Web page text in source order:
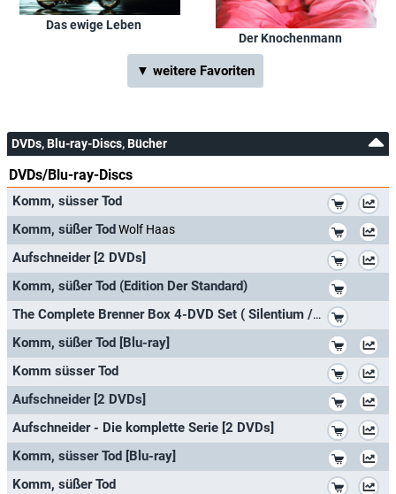
Das ewige Leben
Der Knochenmann
▼ weitere Favoriten
DVDs, Blu-ray-Discs, Bücher
DVDs/Blu-ray-Discs
Komm, süsser Tod
Komm, süßer TodWolf Haas
Aufschneider [2 DVDs]
Komm, süßer Tod (Edition Der Standard)
The Complete Brenner Box 4-DVD Set ( Silentium / Das ewige Leben / Der Knochenmann / Komm, süsser Tod )
Komm, süßer Tod [Blu-ray]
Komm süsser Tod
Aufschneider [2 DVDs]
Aufschneider - Die komplette Serie [2 DVDs]
Komm, süsser Tod [Blu-ray]
Komm, süßer Tod